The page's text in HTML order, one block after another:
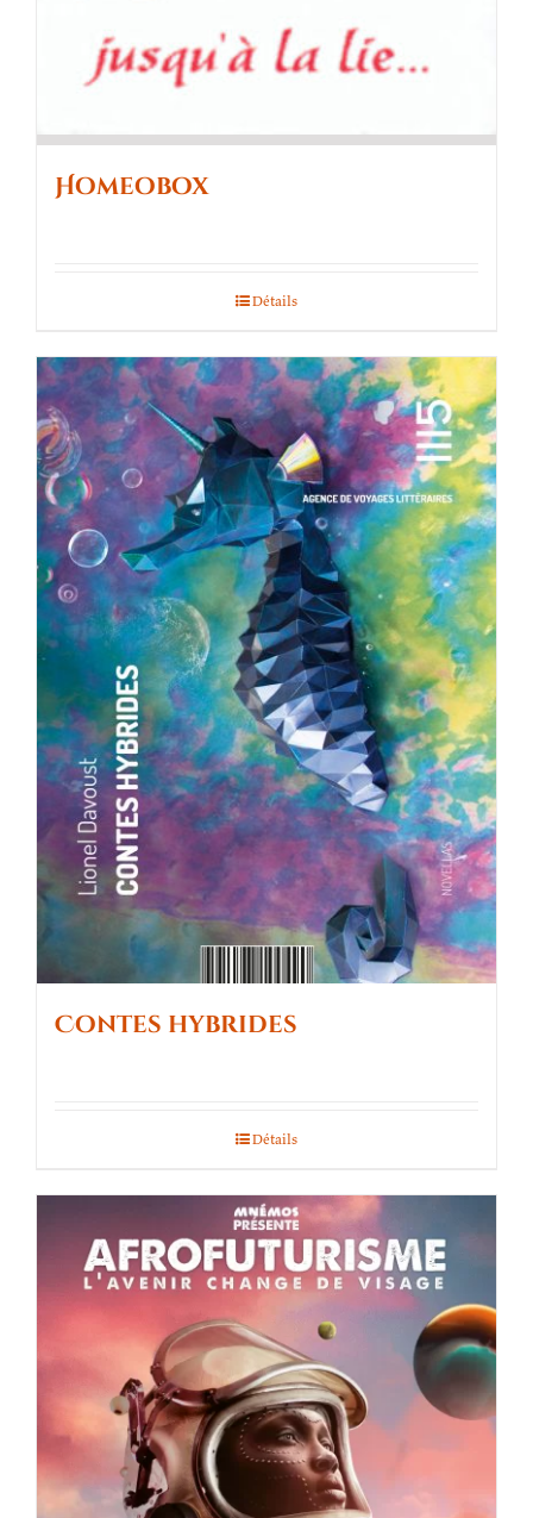
Homeobox
Détails
Contes hybrides
Détails